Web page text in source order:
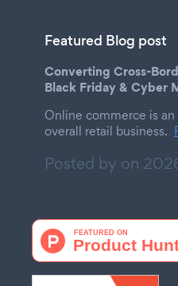
Featured Blog post
Converting Cross-
Black Friday & Cyber
Online commerce is
overall retail business.
Posted by on